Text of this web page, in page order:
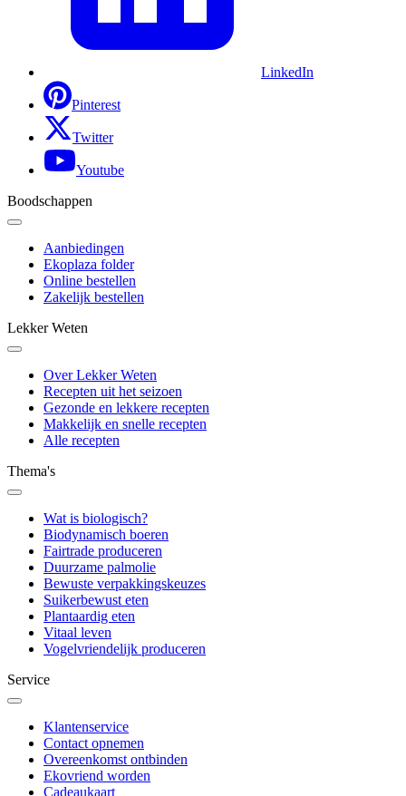
LinkedIn
Pinterest
Twitter
Youtube
Boodschappen
Aanbiedingen
Ekoplaza folder
Online bestellen
Zakelijk bestellen
Lekker Weten
Over Lekker Weten
Recepten uit het seizoen
Gezonde en lekkere recepten
Makkelijk en snelle recepten
Alle recepten
Thema's
Wat is biologisch?
Biodynamisch boeren
Fairtrade produceren
Duurzame palmolie
Bewuste verpakkingskeuzes
Suikerbewust eten
Plantaardig eten
Vitaal leven
Vogelvriendelijk produceren
Service
Klantenservice
Contact opnemen
Overeenkomst ontbinden
Ekovriend worden
Cadeaukaart